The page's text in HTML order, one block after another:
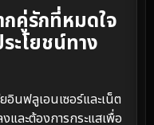
กคู่รักที่หมดใจ
ะโยชน์ทาง
อินฟลูเอนเซอร์และเน็ต
และต้องการกระแสเพื่อ